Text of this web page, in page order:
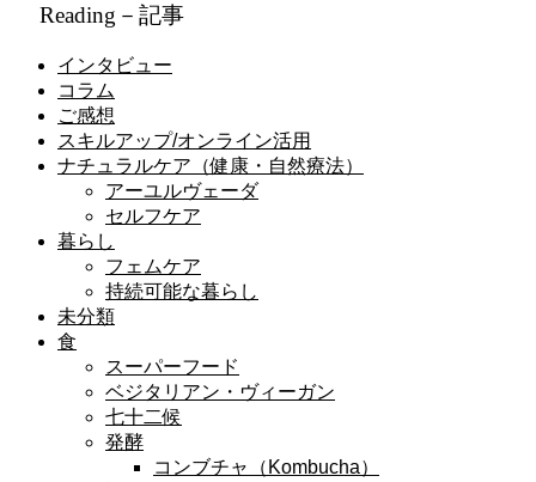
Reading－記事
インタビュー
コラム
ご感想
スキルアップ/オンライン活用
ナチュラルケア（健康・自然療法）
アーユルヴェーダ
セルフケア
暮らし
フェムケア
持続可能な暮らし
未分類
食
スーパーフード
ベジタリアン・ヴィーガン
七十二候
発酵
コンブチャ（Kombucha）